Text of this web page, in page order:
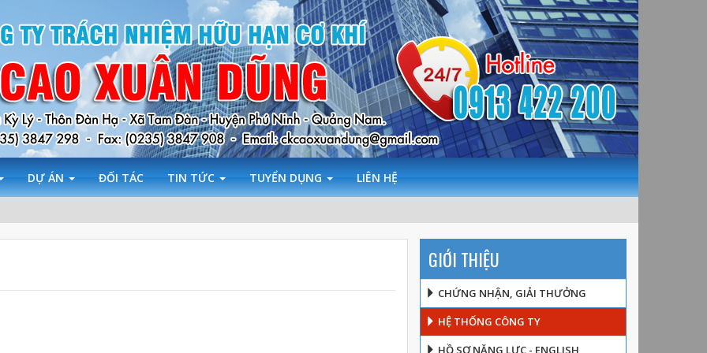
DỰ ÁN ĐỐI TÁC TIN TỨC TUYỂN DỤNG LIÊN HỆ
GIỚI THIỆU
CHỨNG NHẬN, GIẢI THƯỞNG
HỆ THỐNG CÔNG TY
HỒ SƠ NĂNG LỰC - ENGLISH